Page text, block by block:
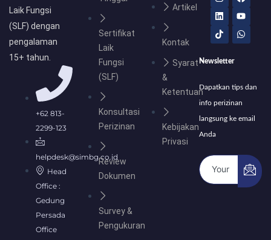
Laik Fungsi
(SLF) dengan
pengalaman
15+ tahun.
+62 813-
2299-123
helpdesk@simbg.co.id
Head
Office :
Gedung
Persada
Office
Sertifikat
Laik
Fungsi
(SLF)
Konsultasi
Perizinan
Review
Dokumen
Survey &
Pengukuran
Artikel
Kontak
Syarat
&
Ketentuan
Kebijakan
Privasi
s
t
a
g
r
a
m
c
e
b
o
o
n
k
e
d
i
n
u
t
u
b
e
k
t
o
k
a
t
s
a
p
Newsletter
Dapatkan tips dan
info perizinan
langsung ke email
Anda